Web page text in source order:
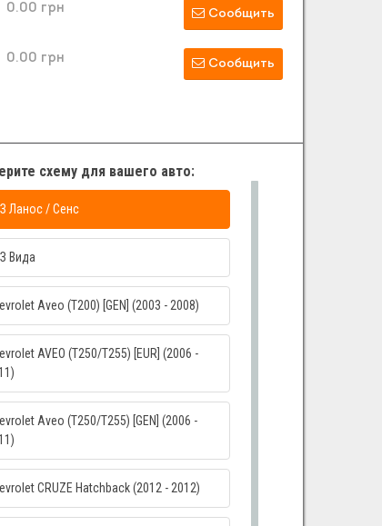
0.00 грн Сообщить
0.00 грн Сообщить
схему для вашего авто:
Ланос / Сенс
Вида
Aveo (T200) [GEN] (2003 - 2008)
AVEO (T250/T255) [EUR] (2006 -
Aveo (T250/T255) [GEN] (2006 -
CRUZE Hatchback (2012 - 2012)